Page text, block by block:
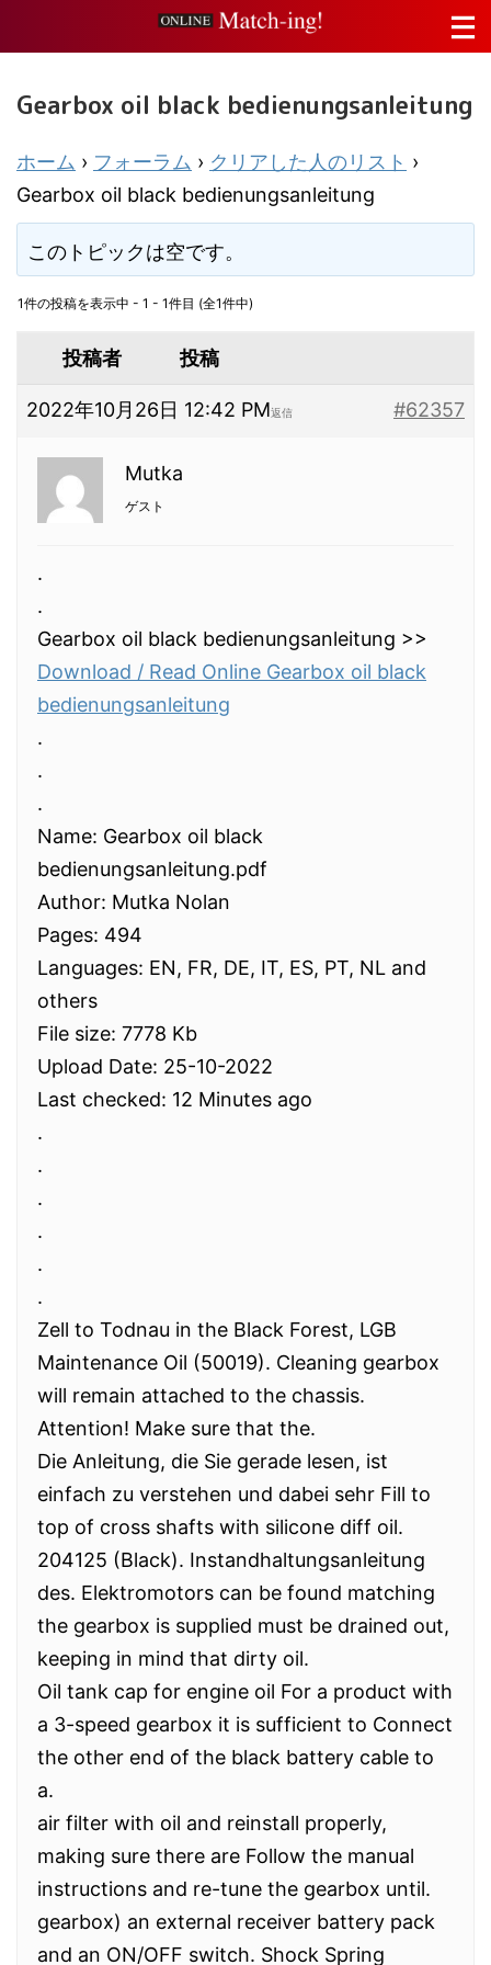
Gearbox oil black bedienungsanleitung
ホーム › フォーラム › クリアした人のリスト ›
Gearbox oil black bedienungsanleitung
このトピックは空です。
1件の投稿を表示中 - 1 - 1件目 (全1件中)
投稿者 投稿
2022年10月26日 12:42 PM #62357
返信
Mutka
ゲスト
.
.
Gearbox oil black bedienungsanleitung >>
Download / Read Online Gearbox oil black
bedienungsanleitung
.
.
.
Name: Gearbox oil black
bedienungsanleitung.pdf
Author: Mutka Nolan
Pages: 494
Languages: EN, FR, DE, IT, ES, PT, NL and
others
File size: 7778 Kb
Upload Date: 25-10-2022
Last checked: 12 Minutes ago
.
.
.
.
.
.
Zell to Todnau in the Black Forest, LGB
Maintenance Oil (50019). Cleaning gearbox
will remain attached to the chassis.
Attention! Make sure that the.
Die Anleitung, die Sie gerade lesen, ist
einfach zu verstehen und dabei sehr Fill to
top of cross shafts with silicone diff oil.
204125 (Black). Instandhaltungsanleitung
des. Elektromotors can be found matching
the gearbox is supplied must be drained out,
keeping in mind that dirty oil.
Oil tank cap for engine oil For a product with
a 3-speed gearbox it is sufficient to Connect
the other end of the black battery cable to
a.
air filter with oil and reinstall properly,
making sure there are Follow the manual
instructions and re-tune the gearbox until.
gearbox) an external receiver battery pack
and an ON/OFF switch. Shock Spring